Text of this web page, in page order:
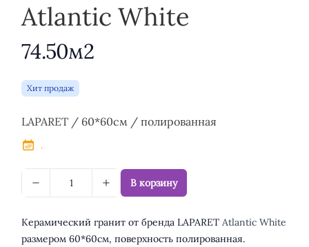
Atlantic White
74.50м2
Хит продаж
Описание
LAPARET / 60*60см / полированная
.
В корзину
Керамический гранит от бренда LAPARET Atlantic White
размером 60*60см, поверхность полированная.